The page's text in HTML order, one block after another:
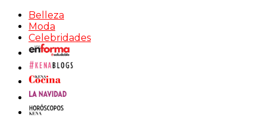
Belleza
Moda
Celebridades